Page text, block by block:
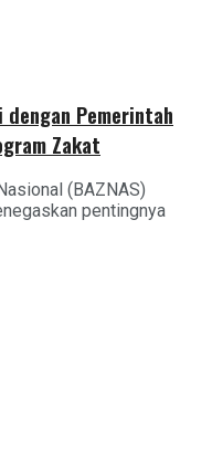
dengan Pemerintah
Zakat
(BAZNAS)
pentingnya